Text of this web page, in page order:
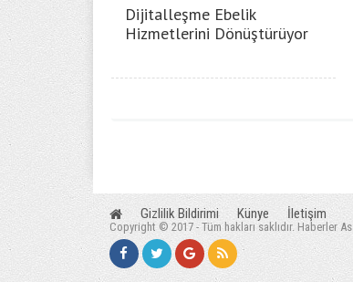
Dijitalleşme Ebelik
Hizmetlerini Dönüştürüyor
Gizlilik Bildirimi Künye İletişim
Copyright © 2017 - Tüm hakları saklıdır. Haberler As